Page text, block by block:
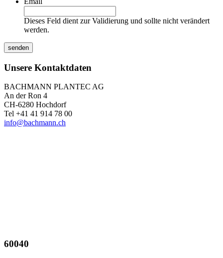
Dieses Feld dient zur Validierung und sollte nicht verändert
werden.
Unsere Kontaktdaten
BACHMANN PLANTEC AG
An der Ron 4
CH-6280 Hochdorf
Tel +41 41 914 78 00
info@bachmann.ch
60040